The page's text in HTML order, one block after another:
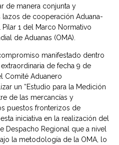
de manera conjunta y
de cooperación Aduana-
1 del Marco Normativo
de Aduanas (OMA).
manifestado dentro
de fecha 9 de
Comité Aduanero
un “Estudio para la Medición
de las mercancías y
puestos fronterizos de
iniciativa en la realización del
Despacho Regional que a nivel
la metodología de la OMA, lo